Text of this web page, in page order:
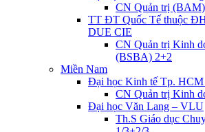
CN Quản trị (BAM)
TT ĐT Quốc Tế thuộc
DUE CIE
CN Quản trị Kinh
(BSBA) 2+2
Miền Nam
Đại học Kinh tế Tp.
CN Quản trị Kinh
Đại học Văn Lang – VLU
Th.S Giáo dục